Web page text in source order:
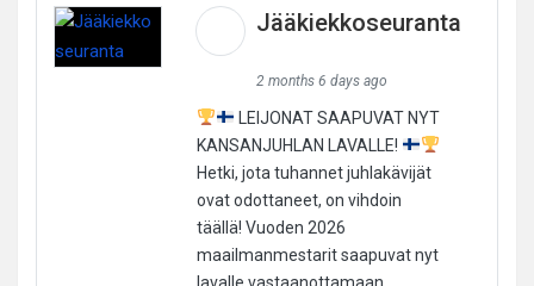
Jääkiekkoseuranta
2 months 6 days ago
LEIJONAT SAAPUVAT NYT
KANSANJUHLAN LAVALLE!
Hetki, jota tuhannet juhlakävijät
ovat odottaneet, on vihdoin
täällä! Vuoden 2026
maailmanmestarit saapuvat nyt
lavalle vastaanottamaan